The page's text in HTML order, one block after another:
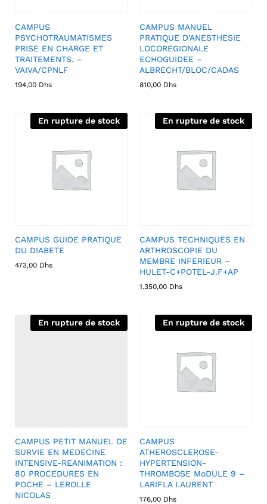
CAMPUS
PSYCHOTRAUMATISMES
PRISE EN CHARGE ET
TRAITEMENTS. –
VAIVA/CPNLF
194,00 Dhs
CAMPUS MANUEL
PRATIQUE D’ANESTHESIE
LOCOREGIONALE
ECHOGUIDEE –
ALBRECHT/BLOC/CADAS
810,00 Dhs
En rupture de stock
CAMPUS GUIDE PRATIQUE
DU DIABETE
473,00 Dhs
En rupture de stock
CAMPUS TECHNIQUES EN
ARTHROSCOPIE DU
MEMBRE INFERIEUR –
HULET-C+POTEL-J.F+AP
1.350,00 Dhs
En rupture de stock
CAMPUS PETIT MANUEL DE
SURVIE EN MEDECINE
INTENSIVE-REANIMATION :
80 PROCEDURES EN
POCHE – LEROLLE
NICOLAS
En rupture de stock
CAMPUS
ATHEROSCLEROSE-
HYPERTENSION-
THROMBOSE MoDULE 9 –
LARIFLA LAURENT
176,00 Dhs